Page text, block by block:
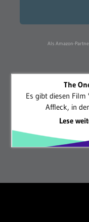
Als Amazon-
The
Es gibt diesen
Affleck, in
Lese